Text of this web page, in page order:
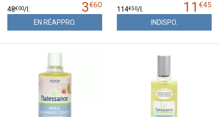
3€60
48€00/
EN RÉAPPRO.
11 €45
114€50/
INDISPO.